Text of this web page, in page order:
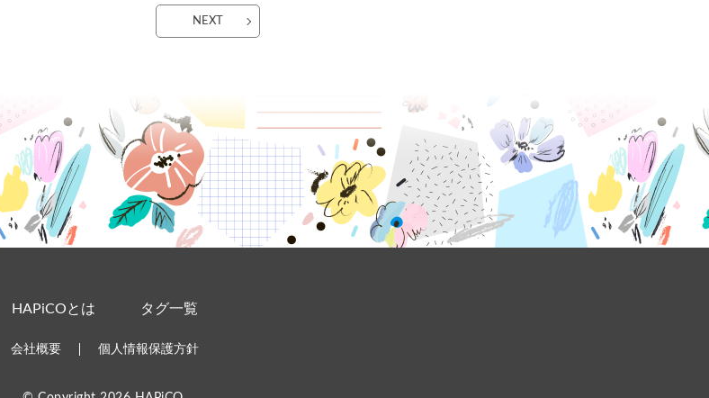
NEXT
HAPiCOとは タグ一覧
会社概要 個人情報保護方針